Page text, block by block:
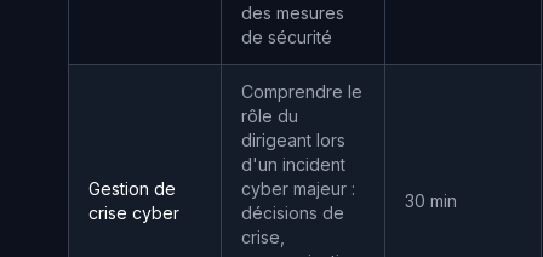
des mesures
de sécurité
Gestion de
crise cyber
Comprendre le
rôle du
dirigeant lors
d'un incident
cyber majeur :
décisions de
crise,
30 min